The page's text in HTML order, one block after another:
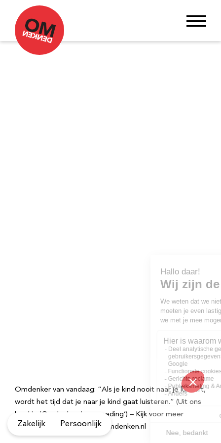
Omdenker van vandaag: “Als je kind nooit naar je luistert,
wordt het tijd dat je naar je kind gaat luisteren.” (Uit ons
boekje ‘Omdenken in opvoeding’) – Kijk voor meer
inspirerende spreuken op Omdenken.nl
Zakelijk Persoonlijk